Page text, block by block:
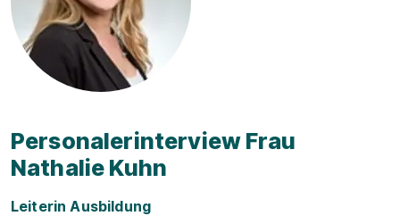
Personalerinterview Frau
Nathalie Kuhn
Leiterin Ausbildung